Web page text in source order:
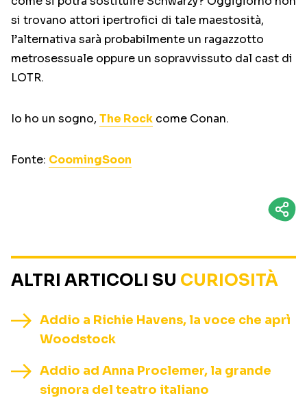
si trovano attori ipertrofici di tale maestosità,
l’alternativa sarà probabilmente un ragazzotto
metrosessuale oppure un sopravvissuto dal cast di
LOTR.
Io ho un sogno, The Rock come Conan.
Fonte: CoomingSoon
ALTRI ARTICOLI SU CURIOSITÀ
Addio a Richie Havens, la voce che aprì
Woodstock
Addio ad Anna Proclemer, la grande
signora del teatro italiano